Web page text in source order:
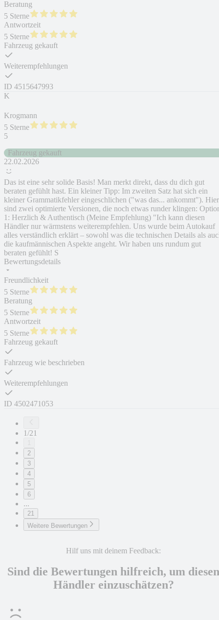
Beratung
5 Sterne
Antwortzeit
5 Sterne
Fahrzeug gekauft
Weiterempfehlungen
ID 4515647993
K
Krogmann
5 Sterne
5
Fahrzeug gekauft
22.02.2026
Das ist eine sehr solide Basis! Man merkt direkt, dass du dich gut
beraten gefühlt hast. Ein kleiner Tipp: Im zweiten Satz hat sich ein
kleiner Grammatikfehler eingeschlichen ("was das... ankommt"). Hier
sind zwei optimierte Versionen, die noch etwas runder klingen:
1: Herzlich & Authentisch (Meine Empfehlung) "Ich kann diesen
Händler nur wärmstens weiterempfehlen. Uns wurde beim Autokauf
alles verständlich erklärt – sowohl was die technischen Details als
die kaufmännischen Aspekte angeht. Wir haben uns rundum gut
beraten gefühlt! S
Bewertungsdetails
Freundlichkeit
5 Sterne
Beratung
5 Sterne
Antwortzeit
5 Sterne
Fahrzeug gekauft
Fahrzeug wie beschrieben
Weiterempfehlungen
ID 4502471053
1/21
2
3
4
5
6
...
21
Weitere Bewertungen
Hilf uns mit deinem Feedback:
Sind die Bewertungen hilfreich, um diesen
Händler einzuschätzen?